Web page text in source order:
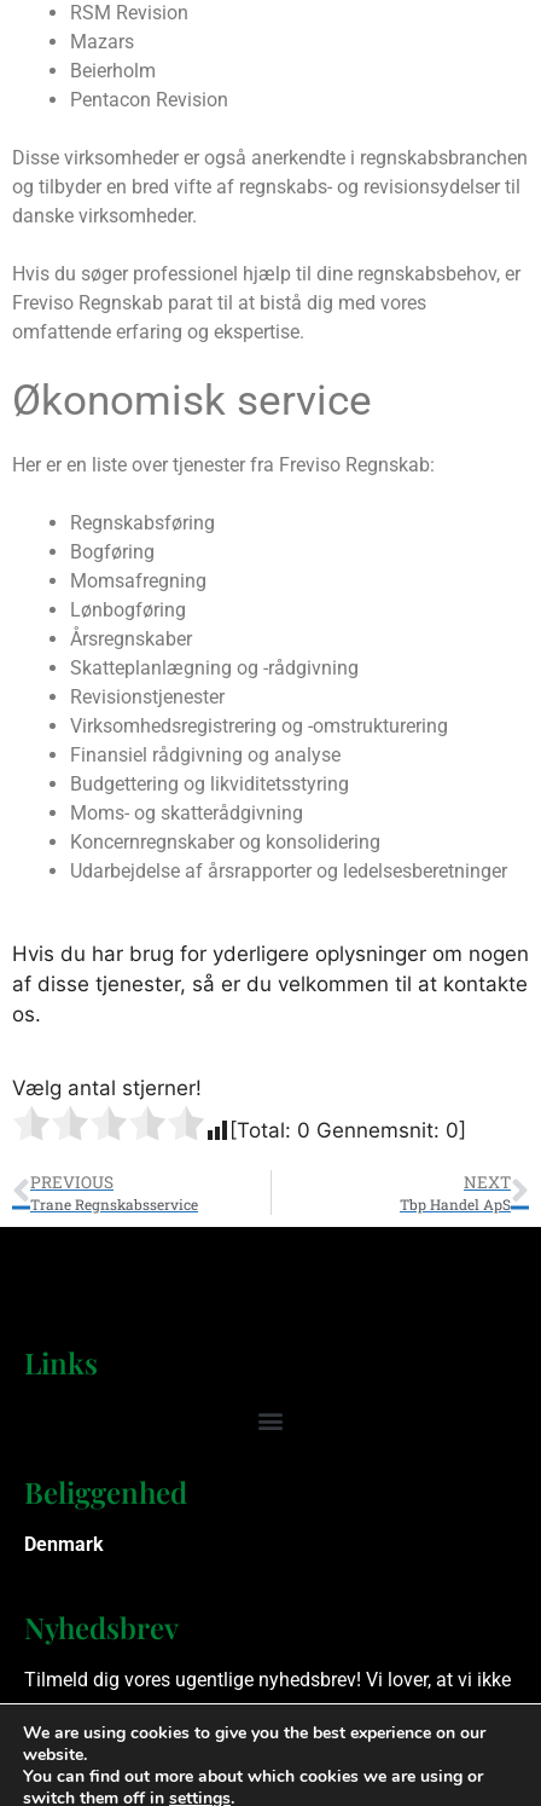
RSM Revision
Mazars
Beierholm
Pentacon Revision
Disse virksomheder er også anerkendte i regnskabsbranchen
og tilbyder en bred vifte af regnskabs- og revisionsydelser til
danske virksomheder.
Hvis du søger professionel hjælp til dine regnskabsbehov, er
Freviso Regnskab parat til at bistå dig med vores
omfattende erfaring og ekspertise.
Økonomisk service
Her er en liste over tjenester fra Freviso Regnskab:
Regnskabsføring
Bogføring
Momsafregning
Lønbogføring
Årsregnskaber
Skatteplanlægning og -rådgivning
Revisionstjenester
Virksomhedsregistrering og -omstrukturering
Finansiel rådgivning og analyse
Budgettering og likviditetsstyring
Moms- og skatterådgivning
Koncernregnskaber og konsolidering
Udarbejdelse af årsrapporter og ledelsesberetninger
Hvis du har brug for yderligere oplysninger om nogen
af ​​disse tjenester, så er du velkommen til at kontakte
os.
Vælg antal stjerner!
[Total: 0 Gennemsnit: 0]
PREVIOUS
Trane Regnskabsservice
NEXT
Tbp Handel ApS
Links
Beliggenhed
Denmark
Nyhedsbrev
Tilmeld dig vores ugentlige nyhedsbrev! Vi lover, at vi ikke
spammer.
Ophavsret © 2023 Finansielle Rådgivere. Alle rettigheder
We are using cookies to give you the best experience on our
website.
You can find out more about which cookies we are using or
switch them off in settings.